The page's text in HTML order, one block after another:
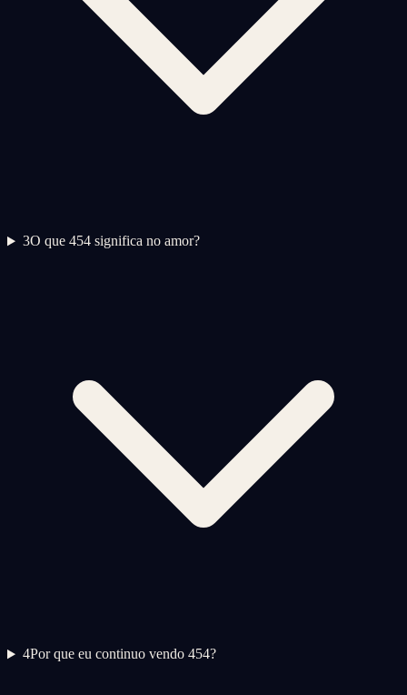
3O que 454 significa no amor?
4Por que eu continuo vendo 454?